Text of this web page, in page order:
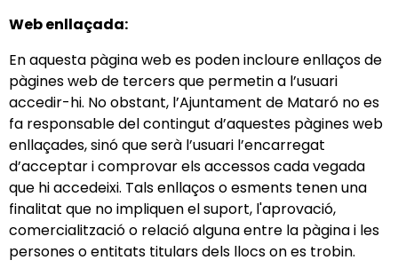
Web enllaçada:
En aquesta pàgina web es poden incloure enllaços de
pàgines web de tercers que permetin a l’usuari
accedir-hi. No obstant, l’Ajuntament de Mataró no es
fa responsable del contingut d’aquestes pàgines web
enllaçades, sinó que serà l’usuari l’encarregat
d’acceptar i comprovar els accessos cada vegada
que hi accedeixi. Tals enllaços o esments tenen una
finalitat que no impliquen el suport, l'aprovació,
comercialització o relació alguna entre la pàgina i les
persones o entitats titulars dels llocs on es trobin.